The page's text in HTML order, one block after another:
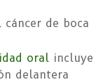
oral incluye
delantera